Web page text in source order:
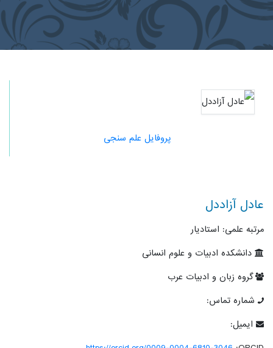
پروفایل علم سنجی
عادل آزاددل
مرتبه علمی: استادیار
دانشکده ادبیات و علوم انسانی
گروه زبان و ادبیات عرب
شماره تماس:
ایمیل: